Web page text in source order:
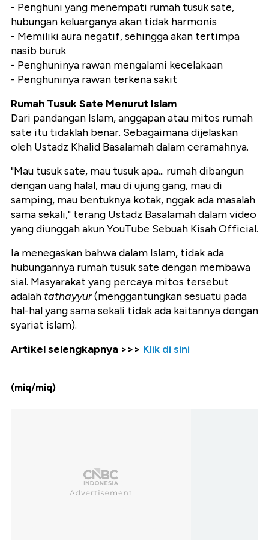
- Penghuni yang menempati rumah tusuk sate,
hubungan keluarganya akan tidak harmonis
- Memiliki aura negatif, sehingga akan tertimpa
nasib buruk
- Penghuninya rawan mengalami kecelakaan
- Penghuninya rawan terkena sakit
Rumah Tusuk Sate Menurut Islam
Dari pandangan Islam, anggapan atau mitos rumah
sate itu tidaklah benar. Sebagaimana dijelaskan
oleh Ustadz Khalid Basalamah dalam ceramahnya.
"Mau tusuk sate, mau tusuk apa... rumah dibangun
dengan uang halal, mau di ujung gang, mau di
samping, mau bentuknya kotak, nggak ada masalah
sama sekali," terang Ustadz Basalamah dalam video
yang diunggah akun YouTube Sebuah Kisah Official.
Ia menegaskan bahwa dalam Islam, tidak ada
hubungannya rumah tusuk sate dengan membawa
sial. Masyarakat yang percaya mitos tersebut
adalah tathayyur(menggantungkan sesuatu pada
hal-hal yang sama sekali tidak ada kaitannya dengan
syariat islam).
Artikel selengkapnya >>> Klik di sini
(miq/miq)